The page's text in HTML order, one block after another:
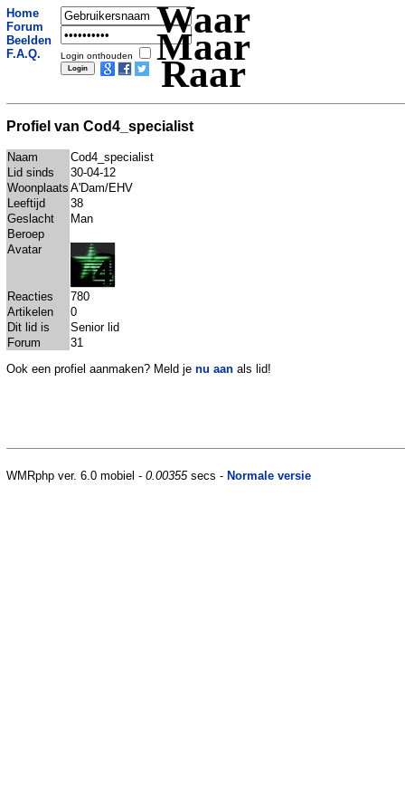
Home
Forum
Beelden
F.A.Q.
Login onthouden
Waar
Maar
Raar
Profiel van Cod4_specialist
Naam
Cod4_specialist
Lid sinds
30-04-12
Woonplaats A'Dam/EHV
Leeftijd
38
Geslacht
Man
Beroep
Avatar
Reacties
780
Artikelen
0
Dit lid is
Senior lid
Forum
31
Ook een profiel aanmaken? Meld je nu aan als lid!
WMRphp ver. 6.0 mobiel - 0.00355secs - Normale versie